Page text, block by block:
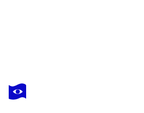
HUBERT
OLLIVIER